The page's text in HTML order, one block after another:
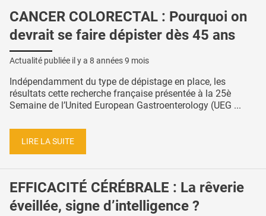
CANCER COLORECTAL : Pourquoi on
devrait se faire dépister dès 45 ans
Actualité publiée il y a 8 années 9 mois
Indépendamment du type de dépistage en place, les
résultats cette recherche française présentée à la 25è
Semaine de l’United European Gastroenterology (UEG ...
LIRE LA SUITE
EFFICACITÉ CÉRÉBRALE : La rêverie
éveillée, signe d’intelligence ?